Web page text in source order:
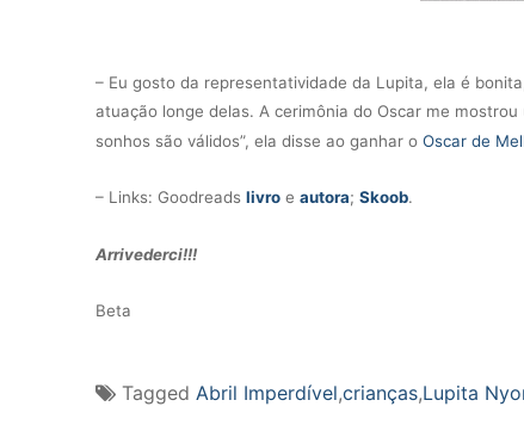
– Eu gosto da representatividade da Lupita, ela é
atuação longe delas. A cerimônia do Oscar me
sonhos são válidos”, ela disse ao ganhar o Oscar de
– Links: Goodreads livro e autora; Skoob.
Arrivederci!!!
Beta
Tagged Abril Imperdível,crianças,Lupita